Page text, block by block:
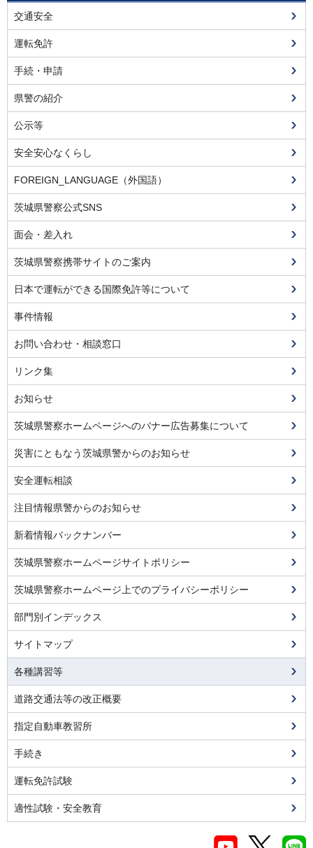
交通安全
運転免許
手続・申請
県警の紹介
公示等
安全安心なくらし
FOREIGN_LANGUAGE（外国語）
茨城県警察公式SNS
面会・差入れ
茨城県警察携帯サイトのご案内
日本で運転ができる国際免許等について
事件情報
お問い合わせ・相談窓口
リンク集
お知らせ
茨城県警察ホームページへのバナー広告募集について
災害にともなう茨城県警からのお知らせ
安全運転相談
注目情報県警からのお知らせ
新着情報バックナンバー
茨城県警察ホームページサイトポリシー
茨城県警察ホームページ上でのプライバシーポリシー
部門別インデックス
サイトマップ
各種講習等
道路交通法等の改正概要
指定自動車教習所
手続き
運転免許試験
適性試験・安全教育